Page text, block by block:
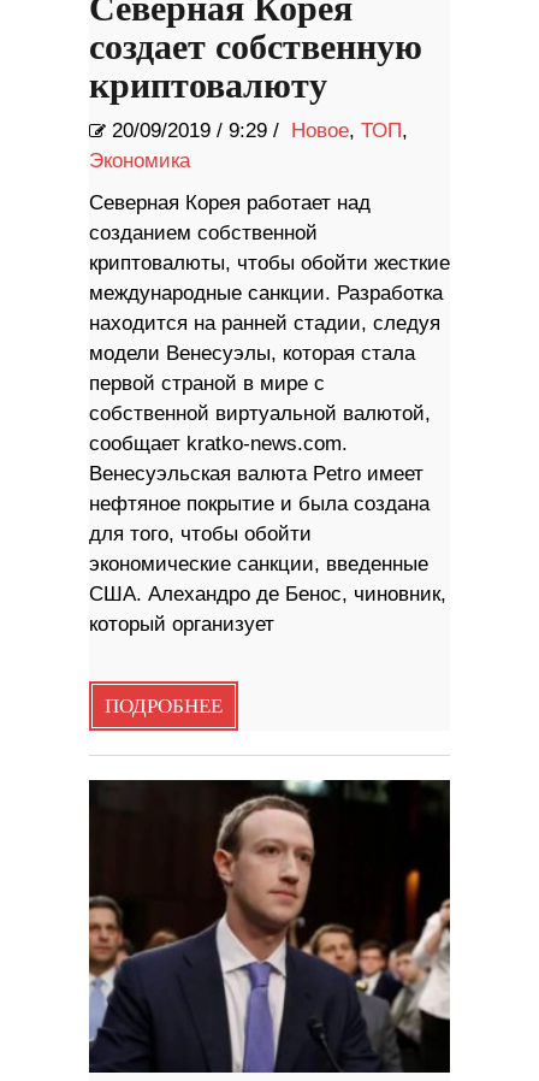
Северная Корея
создает собственную
криптовалюту
20/09/2019 / 9:29 / Новое, ТОП,
Экономика
Северная Корея работает над
созданием собственной
криптовалюты, чтобы обойти жесткие
международные санкции. Разработка
находится на ранней стадии, следуя
модели Венесуэлы, которая стала
первой страной в мире с
собственной виртуальной валютой,
сообщает kratko-news.com.
Венесуэльская валюта Petro имеет
нефтяное покрытие и была создана
для того, чтобы обойти
экономические санкции, введенные
США. Алехандро де Бенос, чиновник,
который организует
ПОДРОБНЕЕ